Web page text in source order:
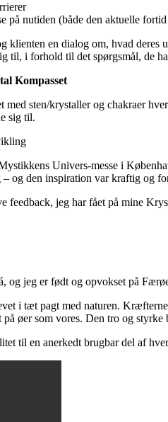
på nutiden (både den aktuelle
klienten en dialog om, hvad
til, i forhold til det spørgsmål, de
Kompasset
med sten/krystaller og chakraer
sig til.
Univers-messe i
og den inspiration var kraftig og
feedback, jeg har fået på mine
og jeg er født og opvokset på
i tæt pagt med naturen.
øer som vores. Den tro og
til en anerkedt brugbar del af